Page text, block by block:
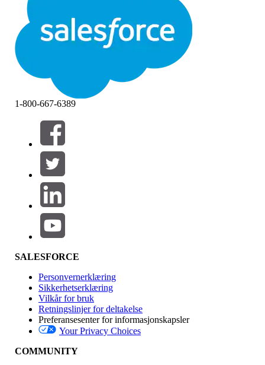
Filtre (0)
VELG FILTRE
Produktområde
Funksjonsinnvirkning
Utgave
1-800-667-6389
SALESFORCE
Personvernerklæring
Sikkerhetserklæring
Vilkår for bruk
Retningslinjer for deltakelse
Preferansesenter for informasjonskapsler
Your Privacy Choices
COMMUNITY